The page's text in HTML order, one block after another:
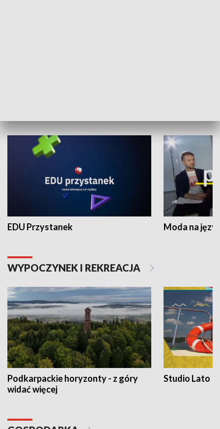
EDU Przystanek Moda na
WYPOCZYNEK I REKREACJA
Podkarpackie horyzonty - z góry
widać więcej
Studio Lato